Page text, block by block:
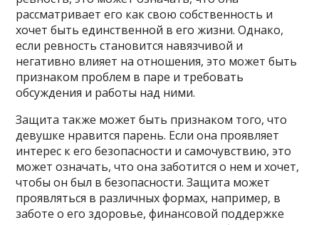
рассматривает его как свою собственность и
хочет быть единственной в его жизни. Однако,
если ревность становится навязчивой и
негативно влияет на отношения, это может быть
признаком проблем в паре и требовать
обсуждения и работы над ними.
Защита также может быть признаком того, что
девушке нравится парень. Если она проявляет
интерес к его безопасности и самочувствию, это
может означать, что она заботится о нем и хочет,
чтобы он был в безопасности. Защита может
проявляться в различных формах, например, в
заботе о его здоровье, финансовой поддержке